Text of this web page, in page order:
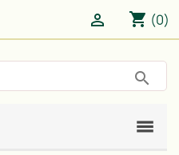
shopping_cart (0)
